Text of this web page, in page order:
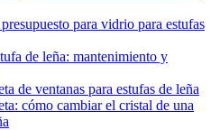
para vidrio para estufas
de leña: mantenimiento y
de ventanas para estufas de leña
cómo cambiar el cristal de una